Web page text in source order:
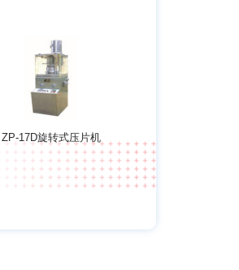
ZP-17D旋转式压片机